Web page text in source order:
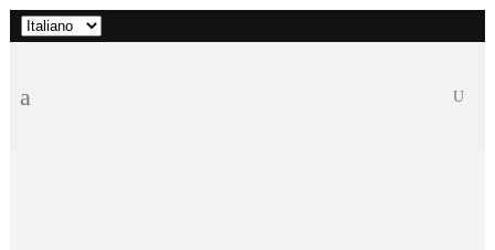
Scegli
una